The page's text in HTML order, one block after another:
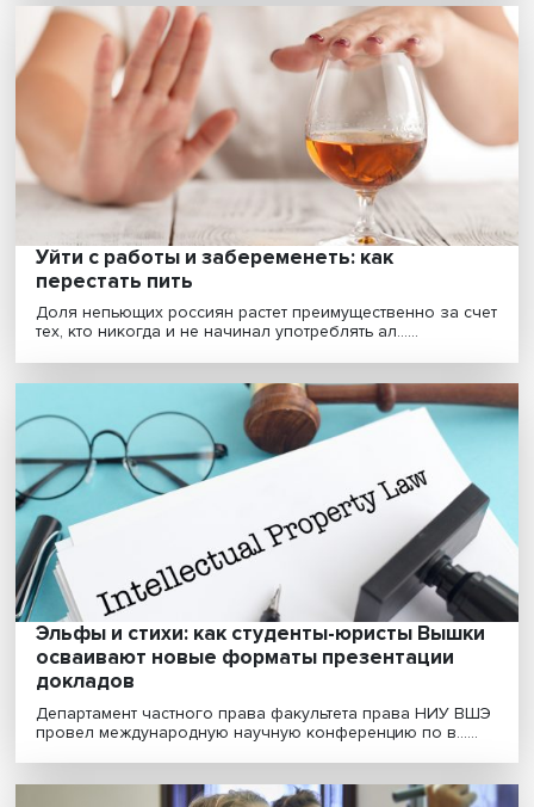
Будь зеленым: как глобальная
трансформация меняет инвестклимат
Растущие после ковидного торможения экономики
нуждаются в инвестициях. Однако традиционным
проект......
Анна Дупан: мягкими мерами уже не
обойтись — регулирование цифровых
платформ переходит в законодательную